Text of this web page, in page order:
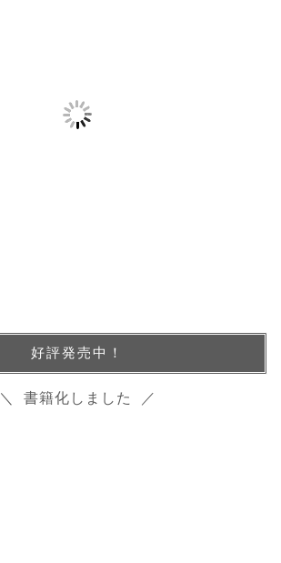
好評発売中！
＼ 書籍化しました ／